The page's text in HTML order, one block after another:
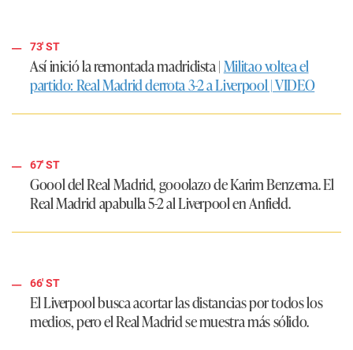
73' ST
Así inició la remontada madridista |Militao voltea el
partido: Real Madrid derrota 3-2 a Liverpool | VIDEO
67' ST
Goool del Real Madrid, gooolazo de Karim Benzema. El
Real Madrid apabulla 5-2 al Liverpool en Anfield.
66' ST
El Liverpool busca acortar las distancias por todos los
medios, pero el Real Madrid se muestra más sólido.